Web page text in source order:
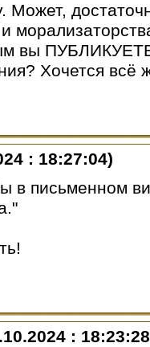
Может,
вы
Хочется
: 18:27:04)
в письменном
: